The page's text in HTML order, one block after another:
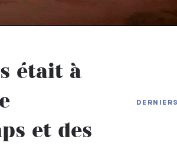
était à
et des
Adobe